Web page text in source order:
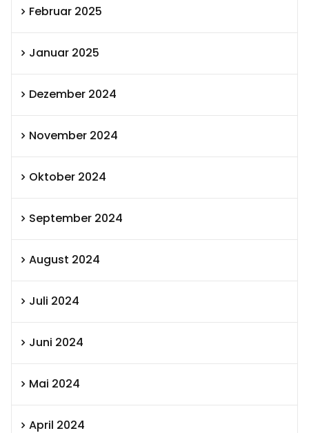
Februar 2025
Januar 2025
Dezember 2024
November 2024
Oktober 2024
September 2024
August 2024
Juli 2024
Juni 2024
Mai 2024
April 2024